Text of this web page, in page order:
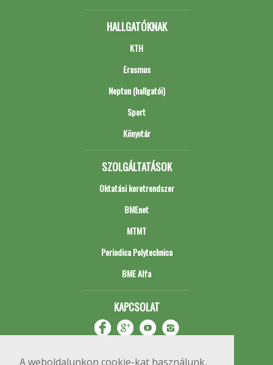
A weboldalunkon cookie-kat használunk,
HALLGATÓKNAK
KTH
Erasmus
Neptun (hallgatói)
Sport
Könyvtár
SZOLGÁLTATÁSOK
Oktatási keretrendszer
BMEnet
MTMT
Periodica Polytechnica
BME Alfa
KAPCSOLAT